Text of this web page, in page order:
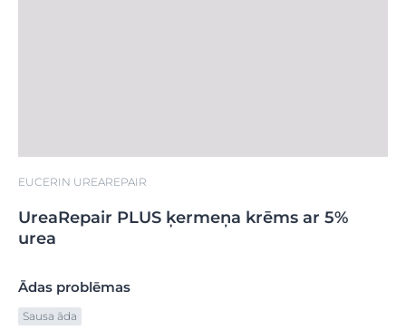
EUCERIN UREAREPAIR
UreaRepair PLUS ķermeņa krēms ar 5%
urea
Ādas problēmas
Sausa āda